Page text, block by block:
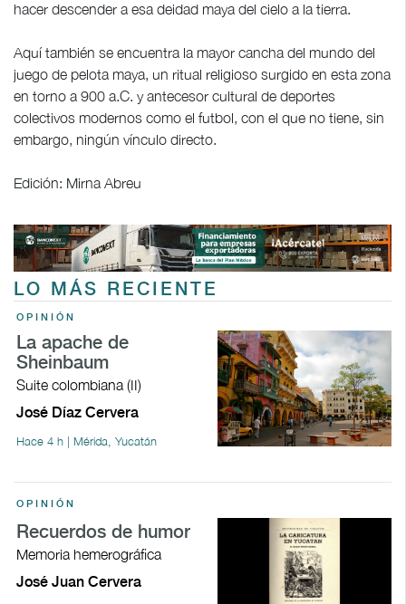
hacer descender a esa deidad maya del cielo a la tierra.
Aquí también se encuentra la mayor cancha del mundo del
juego de pelota maya, un ritual religioso surgido en esta zona
en torno a 900 a.C. y antecesor cultural de deportes
colectivos modernos como el futbol, con el que no tiene, sin
embargo, ningún vínculo directo.
Edición: Mirna Abreu
LO MÁS RECIENTE
OPINIÓN
La apache de
Sheinbaum
Suite colombiana (II)
José Díaz Cervera
Hace 4 h | Mérida, Yucatán
OPINIÓN
Recuerdos de humor
Memoria hemerográfica
José Juan Cervera